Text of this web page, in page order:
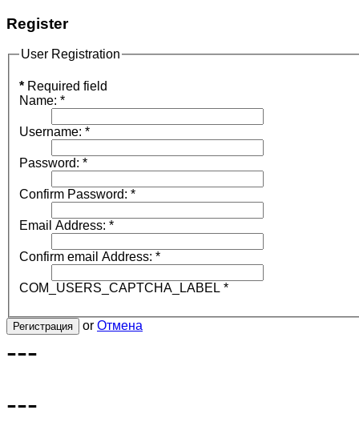
Register
User Registration
* Required field
Name: *
Username: *
Password: *
Confirm Password: *
Email Address: *
Confirm email Address: *
COM_USERS_CAPTCHA_LABEL *
Регистрация or Отмена
---
---